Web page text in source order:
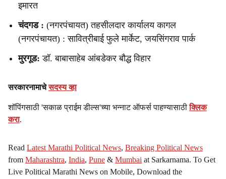
इमारत
चंदगड : (नगरपंचायत) तहसीलदार कार्यालय कागल
(नगरपंचायत) : सावित्रीबाई फुले मार्केट, जयसिंगराव पार्क
मुरगूड: डॉ. बाबासाहेब आंबडेकर बौद्ध विहार
सरकारनामाचेसदस्य व्हा
शॉपिंगसाठी 'सकाळ प्राईम डील्स'च्या भन्नाट ऑफर्स पाहण्यासाठीक्लिक
करा.
Read Latest Marathi Political News, Breaking Political News
from Maharashtra, India, Pune & Mumbai at Sarkarnama. To Get
Live Political Marathi News on Mobile, Download the